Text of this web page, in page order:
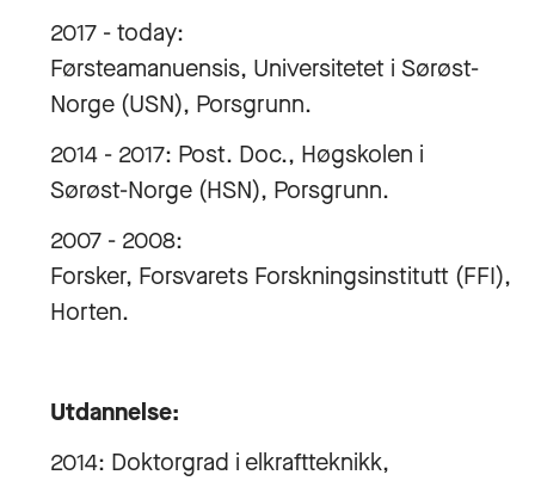
2017 - today:
Førsteamanuensis, Universitetet i Sørøst-
Norge (USN), Porsgrunn.
2014 - 2017: Post. Doc., Høgskolen i
Sørøst-Norge (HSN), Porsgrunn.
2007 - 2008:
Forsker, Forsvarets Forskningsinstitutt (FFI),
Horten.
Utdannelse:
2014: Doktorgrad i elkraftteknikk,